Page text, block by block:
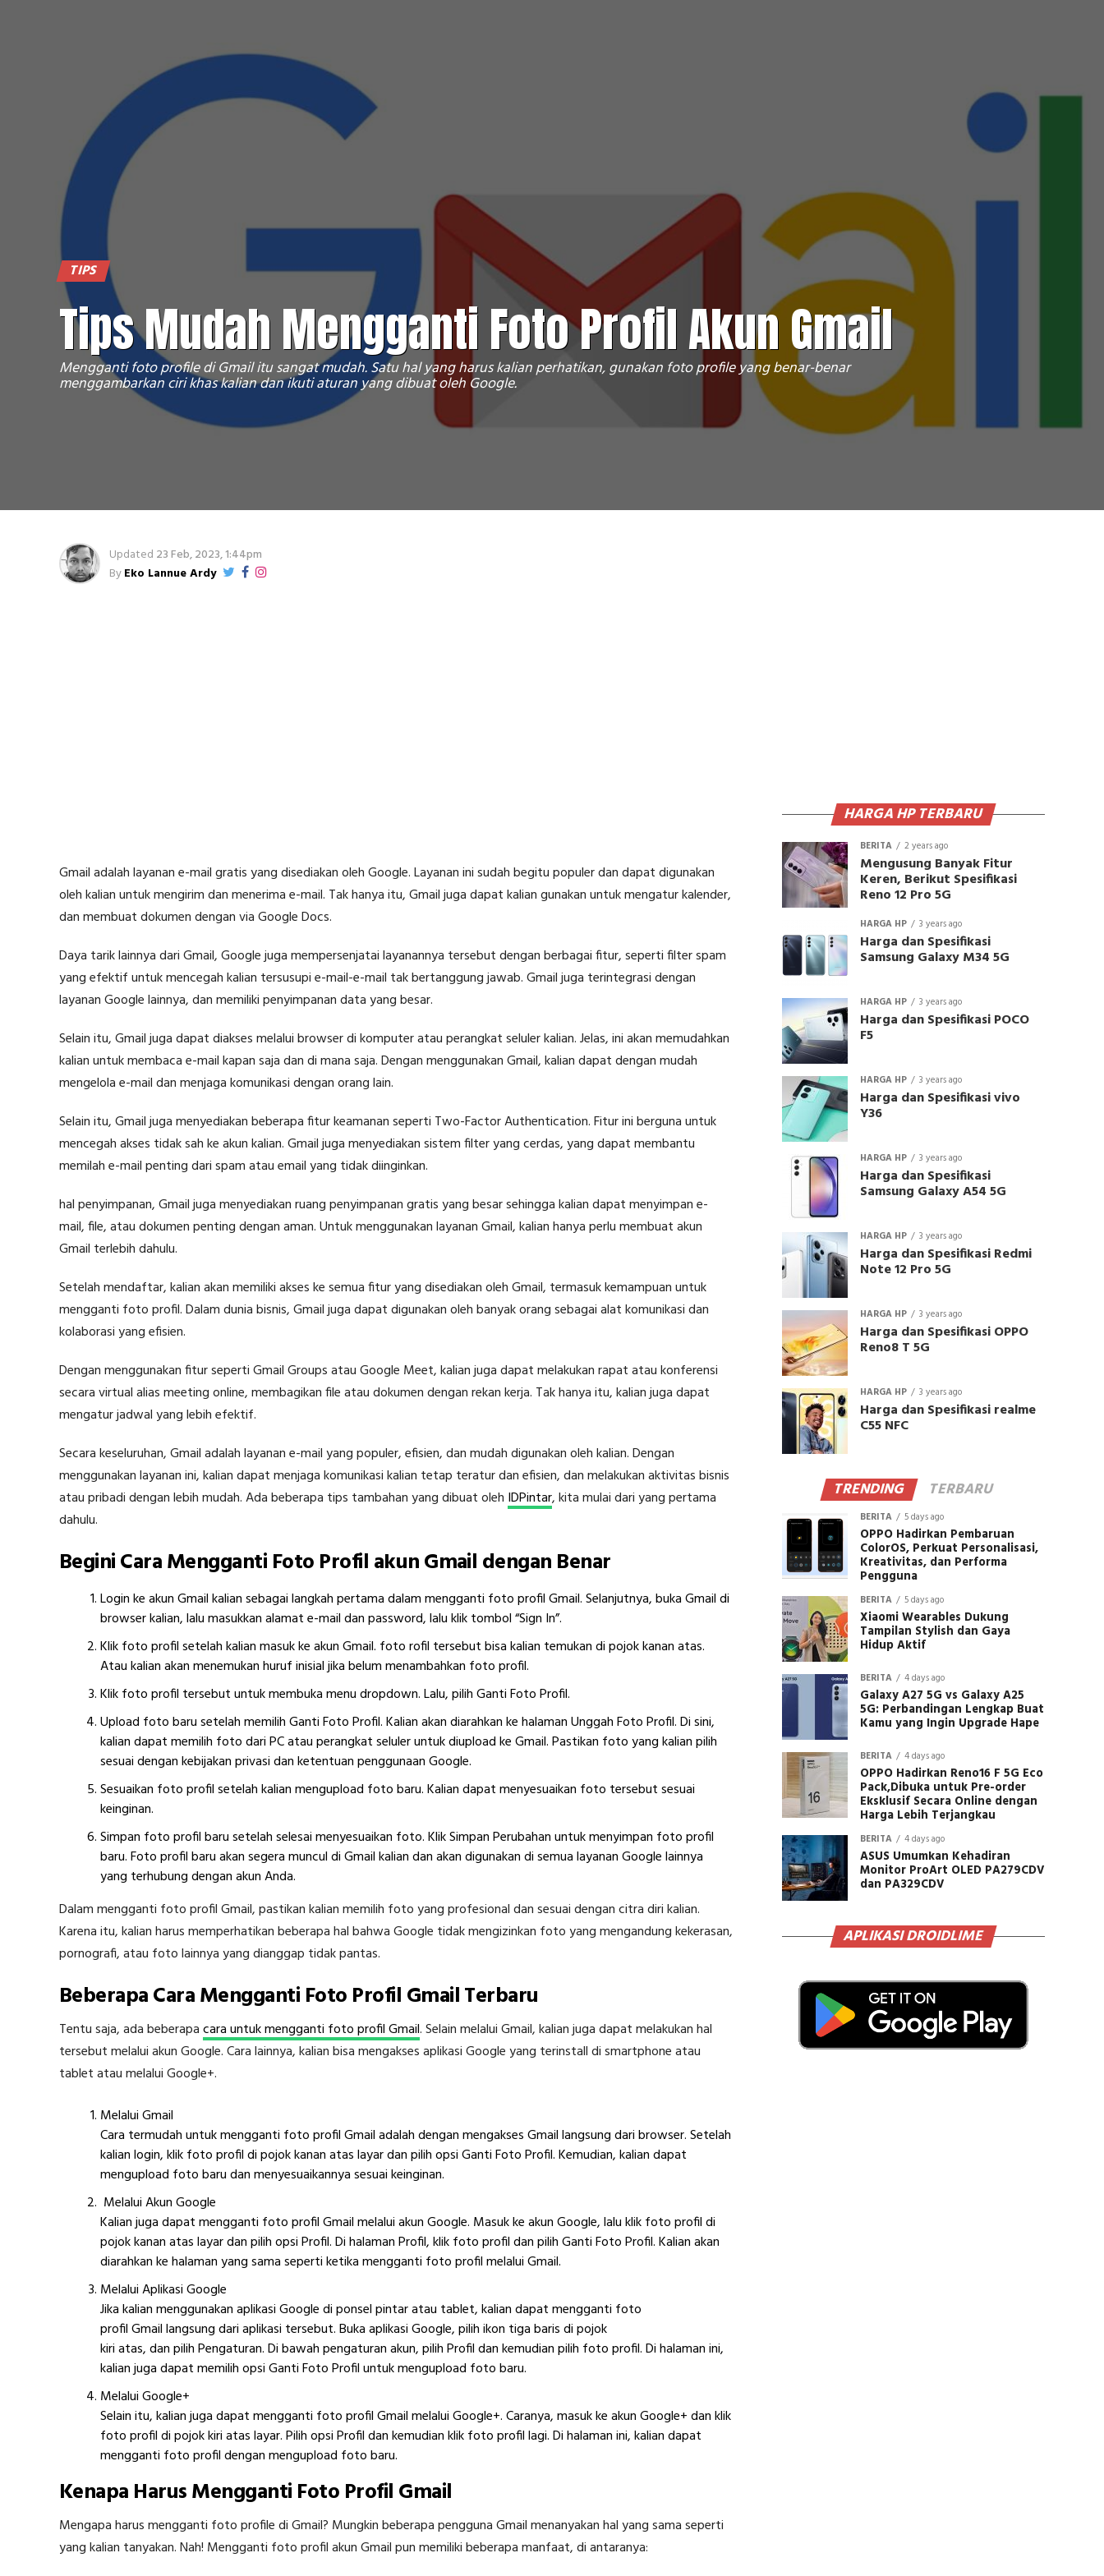
TIPS
Tips Mudah Mengganti Foto Profil Akun Gmail
Mengganti foto profile di Gmail itu sangat mudah. Satu hal yang harus kalian perhatikan, gunakan foto profile yang benar-benar
menggambarkan ciri khas kalian dan ikuti aturan yang dibuat oleh Google.
Updated 23 Feb, 2023, 1:44pm
ByEko Lannue Ardy
Gmail adalah layanan e-mail gratis yang disediakan oleh Google. Layanan ini sudah begitu populer dan dapat digunakan
oleh kalian untuk mengirim dan menerima e-mail. Tak hanya itu, Gmail juga dapat kalian gunakan untuk mengatur kalender,
dan membuat dokumen dengan via Google Docs.
Daya tarik lainnya dari Gmail, Google juga mempersenjatai layanannya tersebut dengan berbagai fitur, seperti filter spam
yang efektif untuk mencegah kalian tersusupi e-mail-e-mail tak bertanggung jawab. Gmail juga terintegrasi dengan
layanan Google lainnya, dan memiliki penyimpanan data yang besar.
Selain itu, Gmail juga dapat diakses melalui browser di komputer atau perangkat seluler kalian. Jelas, ini akan memudahkan
kalian untuk membaca e-mail kapan saja dan di mana saja. Dengan menggunakan Gmail, kalian dapat dengan mudah
mengelola e-mail dan menjaga komunikasi dengan orang lain.
Selain itu, Gmail juga menyediakan beberapa fitur keamanan seperti Two-Factor Authentication. Fitur ini berguna untuk
mencegah akses tidak sah ke akun kalian. Gmail juga menyediakan sistem filter yang cerdas, yang dapat membantu
memilah e-mail penting dari spam atau email yang tidak diinginkan.
hal penyimpanan, Gmail juga menyediakan ruang penyimpanan gratis yang besar sehingga kalian dapat menyimpan e-
mail, file, atau dokumen penting dengan aman. Untuk menggunakan layanan Gmail, kalian hanya perlu membuat akun
Gmail terlebih dahulu.
Setelah mendaftar, kalian akan memiliki akses ke semua fitur yang disediakan oleh Gmail, termasuk kemampuan untuk
mengganti foto profil. Dalam dunia bisnis, Gmail juga dapat digunakan oleh banyak orang sebagai alat komunikasi dan
kolaborasi yang efisien.
Dengan menggunakan fitur seperti Gmail Groups atau Google Meet, kalian juga dapat melakukan rapat atau konferensi
secara virtual alias meeting online, membagikan file atau dokumen dengan rekan kerja. Tak hanya itu, kalian juga dapat
mengatur jadwal yang lebih efektif.
Secara keseluruhan, Gmail adalah layanan e-mail yang populer, efisien, dan mudah digunakan oleh kalian. Dengan
menggunakan layanan ini, kalian dapat menjaga komunikasi kalian tetap teratur dan efisien, dan melakukan aktivitas bisnis
atau pribadi dengan lebih mudah. Ada beberapa tips tambahan yang dibuat oleh IDPintar, kita mulai dari yang pertama
dahulu.
Begini Cara Mengganti Foto Profil akun Gmail dengan Benar
Login ke akun Gmail kalian sebagai langkah pertama dalam mengganti foto profil Gmail. Selanjutnya, buka Gmail di
browser kalian, lalu masukkan alamat e-mail dan password, lalu klik tombol “Sign In”.
Klik foto profil setelah kalian masuk ke akun Gmail. foto rofil tersebut bisa kalian temukan di pojok kanan atas.
Atau kalian akan menemukan huruf inisial jika belum menambahkan foto profil.
Klik foto profil tersebut untuk membuka menu dropdown. Lalu, pilih Ganti Foto Profil.
Upload foto baru setelah memilih Ganti Foto Profil. Kalian akan diarahkan ke halaman Unggah Foto Profil. Di sini,
kalian dapat memilih foto dari PC atau perangkat seluler untuk diupload ke Gmail. Pastikan foto yang kalian pilih
sesuai dengan kebijakan privasi dan ketentuan penggunaan Google.
Sesuaikan foto profil setelah kalian mengupload foto baru. Kalian dapat menyesuaikan foto tersebut sesuai
keinginan.
Simpan foto profil baru setelah selesai menyesuaikan foto. Klik Simpan Perubahan untuk menyimpan foto profil
baru. Foto profil baru akan segera muncul di Gmail kalian dan akan digunakan di semua layanan Google lainnya
yang terhubung dengan akun Anda.
Dalam mengganti foto profil Gmail, pastikan kalian memilih foto yang profesional dan sesuai dengan citra diri kalian.
Karena itu, kalian harus memperhatikan beberapa hal bahwa Google tidak mengizinkan foto yang mengandung kekerasan,
pornografi, atau foto lainnya yang dianggap tidak pantas.
Beberapa Cara Mengganti Foto Profil Gmail Terbaru
Tentu saja, ada beberapacara untuk mengganti foto profil Gmail. Selain melalui Gmail, kalian juga dapat melakukan hal
tersebut melalui akun Google. Cara lainnya, kalian bisa mengakses aplikasi Google yang terinstall di smartphone atau
tablet atau melalui Google+.
Melalui Gmail
Cara termudah untuk mengganti foto profil Gmail adalah dengan mengakses Gmail langsung dari browser. Setelah
kalian login, klik foto profil di pojok kanan atas layar dan pilih opsi Ganti Foto Profil. Kemudian, kalian dapat
mengupload foto baru dan menyesuaikannya sesuai keinginan.
Melalui Akun Google
Kalian juga dapat mengganti foto profil Gmail melalui akun Google. Masuk ke akun Google, lalu klik foto profil di
pojok kanan atas layar dan pilih opsi Profil. Di halaman Profil, klik foto profil dan pilih Ganti Foto Profil. Kalian akan
diarahkan ke halaman yang sama seperti ketika mengganti foto profil melalui Gmail.
Melalui Aplikasi Google
Jika kalian menggunakan aplikasi Google di ponsel pintar atau tablet, kalian dapat mengganti foto
profil Gmail langsung dari aplikasi tersebut. Buka aplikasi Google, pilih ikon tiga baris di pojok
kiri atas, dan pilih Pengaturan. Di bawah pengaturan akun, pilih Profil dan kemudian pilih foto profil. Di halaman ini,
kalian juga dapat memilih opsi Ganti Foto Profil untuk mengupload foto baru.
Melalui Google+
Selain itu, kalian juga dapat mengganti foto profil Gmail melalui Google+. Caranya, masuk ke akun Google+ dan klik
foto profil di pojok kiri atas layar. Pilih opsi Profil dan kemudian klik foto profil lagi. Di halaman ini, kalian dapat
mengganti foto profil dengan mengupload foto baru.
Kenapa Harus Mengganti Foto Profil Gmail
Mengapa harus mengganti foto profile di Gmail? Mungkin beberapa pengguna Gmail menanyakan hal yang sama seperti
yang kalian tanyakan. Nah! Mengganti foto profil akun Gmail pun memiliki beberapa manfaat, di antaranya:
HARGA HP TERBARU
BERITA 2 years ago
Mengusung Banyak Fitur
Keren, Berikut Spesifikasi
Reno 12 Pro 5G
HARGA HP 3 years ago
Harga dan Spesifikasi
Samsung Galaxy M34 5G
HARGA HP 3 years ago
Harga dan Spesifikasi POCO
F5
HARGA HP 3 years ago
Harga dan Spesifikasi vivo
Y36
HARGA HP 3 years ago
Harga dan Spesifikasi
Samsung Galaxy A54 5G
HARGA HP 3 years ago
Harga dan Spesifikasi Redmi
Note 12 Pro 5G
HARGA HP 3 years ago
Harga dan Spesifikasi OPPO
Reno8 T 5G
HARGA HP 3 years ago
Harga dan Spesifikasi realme
C55 NFC
TRENDING TERBARU
BERITA 5 days ago
OPPO Hadirkan Pembaruan
ColorOS, Perkuat Personalisasi,
Kreativitas, dan Performa
Pengguna
BERITA 5 days ago
Xiaomi Wearables Dukung
Tampilan Stylish dan Gaya
Hidup Aktif
BERITA 4 days ago
Galaxy A27 5G vs Galaxy A25
5G: Perbandingan Lengkap Buat
Kamu yang Ingin Upgrade Hape
BERITA 4 days ago
OPPO Hadirkan Reno16 F 5G Eco
Pack,Dibuka untuk Pre-order
Eksklusif Secara Online dengan
Harga Lebih Terjangkau
BERITA 4 days ago
ASUS Umumkan Kehadiran
Monitor ProArt OLED PA279CDV
dan PA329CDV
APLIKASI DROIDLIME